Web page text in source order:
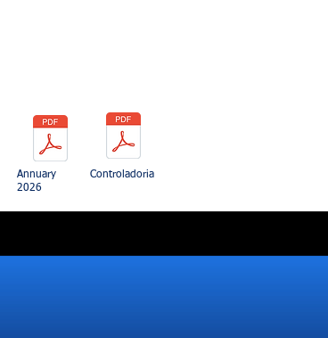
Annuary
2026
Controladoria